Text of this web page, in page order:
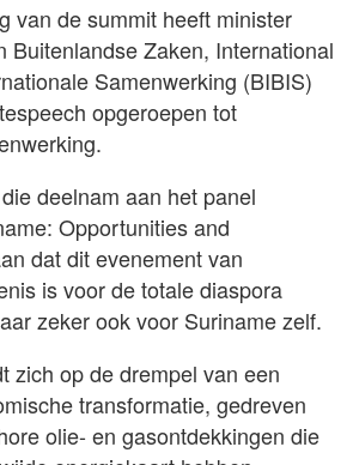
van de summit heeft minister
Buitenlandse Zaken, International
Samenwerking (BIBIS)
opgeroepen tot
deelnam aan het panel
Opportunities and
dat dit evenement van
is voor de totale diaspora
zeker ook voor Suriname zelf.
zich op de drempel van een
transformatie, gedreven
olie- en gasontdekkingen die